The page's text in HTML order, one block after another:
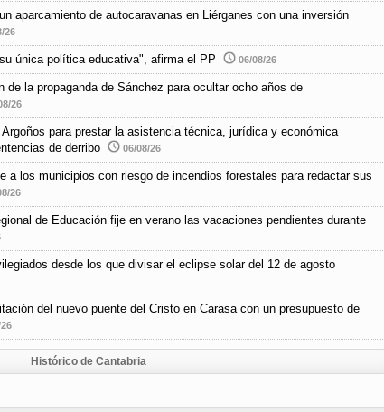
aparcamiento de autocaravanas en Liérganes con una inversión
26
única política educativa", afirma el PP 06/08/26
de la propaganda de Sánchez para ocultar ocho años de
26
para prestar la asistencia técnica, jurídica y económica
de derribo
06/08/26
a los municipios con riesgo de incendios forestales para redactar sus
26
de Educación fije en verano las vacaciones pendientes durante
desde los que divisar el eclipse solar del 12 de agosto
del nuevo puente del Cristo en Carasa con un presupuesto de
Histórico de Cantabria